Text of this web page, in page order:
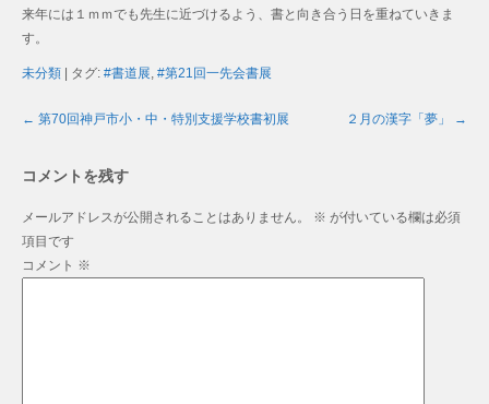
来年には１ｍｍでも先生に近づけるよう、書と向き合う日を重ねていきま
す。
未分類 | タグ: #書道展, #第21回一先会書展
← 第70回神戸市小・中・特別支援学校書初展 ２月の漢字「夢」 →
コメントを残す
メールアドレスが公開されることはありません。 ※ が付いている欄は必須
項目です
コメント ※